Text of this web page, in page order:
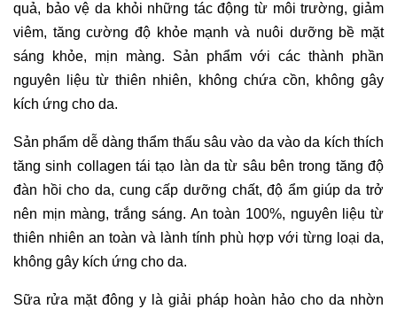
quả, bảo vệ da khỏi những tác động từ môi trường, giảm
viêm, tăng cường độ khỏe mạnh và nuôi dưỡng bề mặt
sáng khỏe, mịn màng. Sản phẩm với các thành phần
nguyên liệu từ thiên nhiên, không chứa cồn, không gây
kích ứng cho da.
Sản phẩm dễ dàng thẩm thấu sâu vào da vào da kích thích
tăng sinh collagen tái tạo làn da từ sâu bên trong tăng độ
đàn hồi cho da, cung cấp dưỡng chất, độ ẩm giúp da trở
nên mịn màng, trắng sáng. An toàn 100%, nguyên liệu từ
thiên nhiên an toàn và lành tính phù hợp với từng loại da,
không gây kích ứng cho da.
Sữa rửa mặt đông y là giải pháp hoàn hảo cho da nhờn